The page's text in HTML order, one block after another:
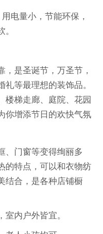
电量小，节能环保，
，是圣诞节，万圣节，
等最理想的装饰品。
楼梯走廊、庭院、花园
你增添节日的欢快气氛
、门窗等变得绚丽多
的特点，可以和衣物纺
结合，是各种店铺橱
内户外皆宜。